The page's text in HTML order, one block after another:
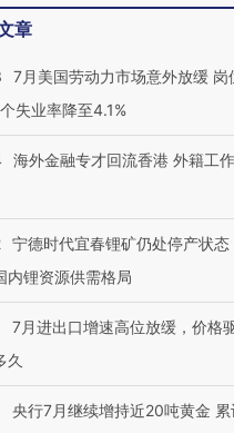
体内含3种
度Z世代 用街头抗争将教
四届链博
章
7月美国劳动力市场意外放缓 岗
失业率降至4.1%
海外金融专才回流香港 外籍工
宁德时代宜春锂矿仍处停产状态
内锂资源供需格局
7月进出口增速高位放缓，价格
久
央行7月继续增持近20吨黄金 累